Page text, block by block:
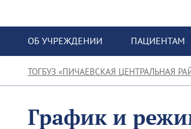
ОБ УЧРЕЖДЕНИИ ПАЦИЕНТАМ
ТОГБУЗ «ПИЧАЕВСКАЯ ЦЕНТРАЛЬНАЯ
График и